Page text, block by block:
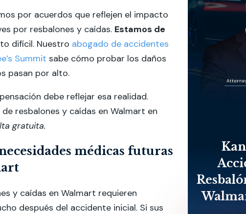
por acuerdos que reflejen el impacto
por resbalones y caídas. Estamos de
difícil. Nuestro abogado de accidentes
Summit sabe cómo probar los daños
pasan por alto.
debe reflejar esa realidad.
resbalones y caídas en Walmart en
gratuita.
médicas futuras
y caídas en Walmart requieren
después del accidente inicial. Si sus